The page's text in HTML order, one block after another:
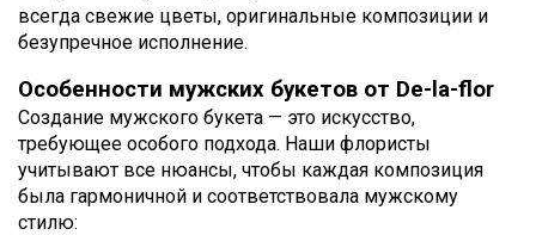
всегда свежие цветы, оригинальные композиции и
безупречное исполнение.
Особенности мужских букетов от De-la-flor
Создание мужского букета — это искусство,
требующее особого подхода. Наши флористы
учитывают все нюансы, чтобы каждая композиция
была гармоничной и соответствовала мужскому
стилю: